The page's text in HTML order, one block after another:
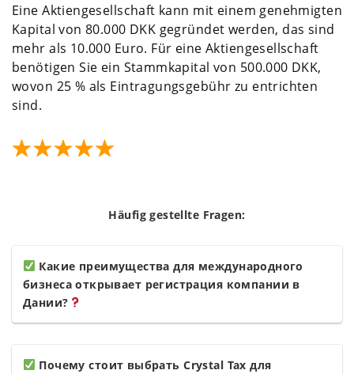
Eine Aktiengesellschaft kann mit einem genehmigten
Kapital von 80.000 DKK gegründet werden, das sind
mehr als 10.000 Euro. Für eine Aktiengesellschaft
benötigen Sie ein Stammkapital von 500.000 DKK,
wovon 25 % als Eintragungsgebühr zu entrichten
sind.
Häufig gestellte Fragen:
Какие преимущества для международного
бизнеса открывает регистрация компании в
Дании?
Почему стоит выбрать Crystal Tax для